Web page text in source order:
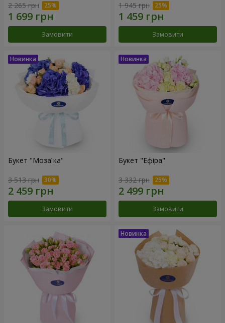
2 265 грн
Замовити
1 945 грн
Замовити
Букет "Мозаїка"
3 513 грн
Замовити
Букет "Ефіра"
3 332 грн
Замовити